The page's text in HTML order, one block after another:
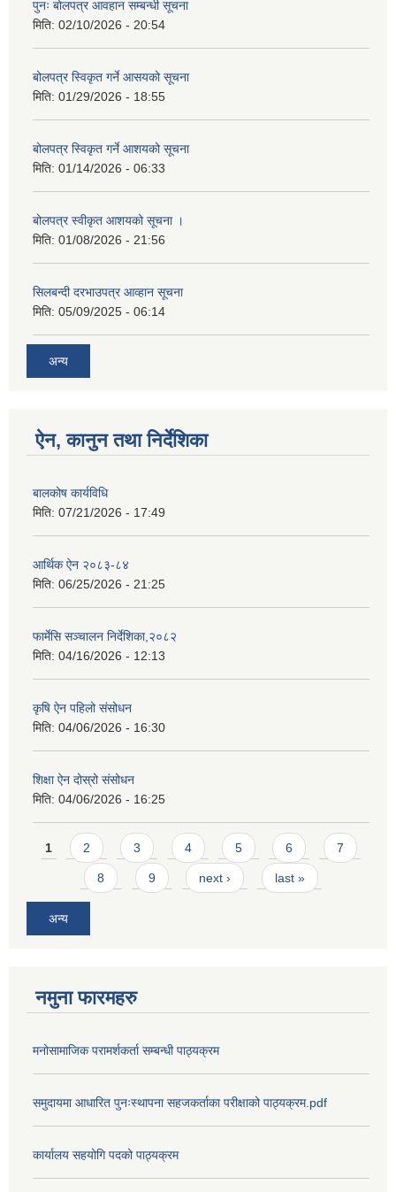
पुनः बोलपत्र आवहान सम्बन्धी सूचना
मिति: 02/10/2026 - 20:54
बोलपत्र स्विकृत गर्ने आसयको सूचना
मिति: 01/29/2026 - 18:55
बोलपत्र स्विकृत गर्ने आशयको सूचना
मिति: 01/14/2026 - 06:33
बोलपत्र स्वीकृत आशयको सूचना ।
मिति: 01/08/2026 - 21:56
सिलबन्दी दरभाउपत्र आव्हान सूचना
मिति: 05/09/2025 - 06:14
अन्य
ऐन, कानुन तथा निर्देशिका
बालकोष कार्यविधि
मिति: 07/21/2026 - 17:49
आर्थिक ऐन २०८३-८४
मिति: 06/25/2026 - 21:25
फार्मेसि सञ्चालन निर्देशिका,२०८२
मिति: 04/16/2026 - 12:13
कृषि ऐन पहिलो संसोधन
मिति: 04/06/2026 - 16:30
शिक्षा ऐन दोस्रो संसोधन
मिति: 04/06/2026 - 16:25
Pages
1 2 3 4 5 6 7
8 9 next › last »
अन्य
नमुना फारमहरु
मनोसामाजिक परामर्शकर्ता सम्बन्धी पाठ्यक्रम
समुदायमा आधारित पुनःस्थापना सहजकर्ताका परीक्षाको पाठ्यक्रम.pdf
कार्यालय सहयोगि पदको पाठ्यक्रम